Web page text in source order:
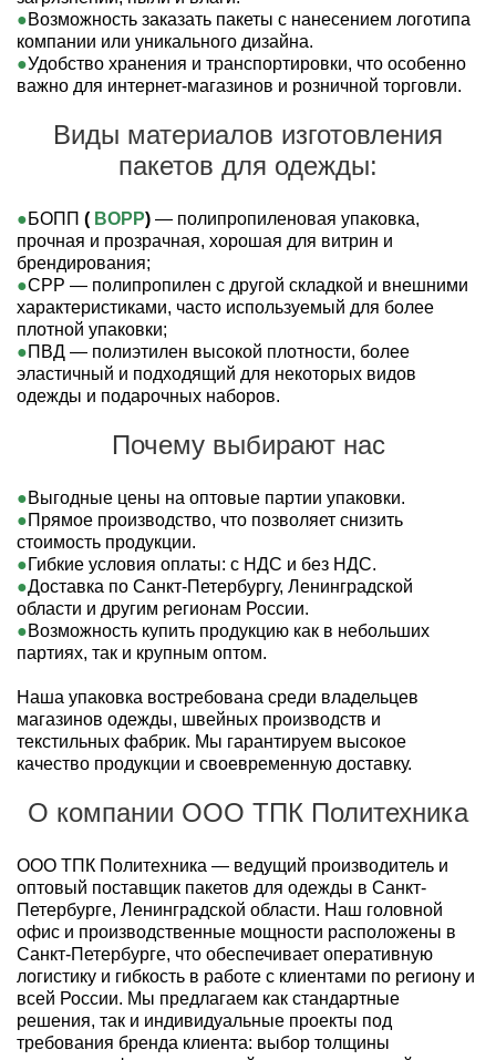
Возможность заказать пакеты с нанесением логотипа
компании или уникального дизайна.
Удобство хранения и транспортировки, что особенно
важно для интернет-магазинов и розничной торговли.
Виды материалов изготовления
пакетов для одежды:
БОПП ( BOPP) — полипропиленовая упаковка,
прочная и прозрачная, хорошая для витрин и
брендирования;
CPP — полипропилен с другой складкой и внешними
характеристиками, часто используемый для более
плотной упаковки;
ПВД — полиэтилен высокой плотности, более
эластичный и подходящий для некоторых видов
одежды и подарочных наборов.
Почему выбирают нас
Выгодные цены на оптовые партии упаковки.
Прямое производство, что позволяет снизить
стоимость продукции.
Гибкие условия оплаты: с НДС и без НДС.
Доставка по Санкт-Петербургу, Ленинградской
области и другим регионам России.
Возможность купить продукцию как в небольших
партиях, так и крупным оптом.
Наша упаковка востребована среди владельцев
магазинов одежды, швейных производств и
текстильных фабрик. Мы гарантируем высокое
качество продукции и своевременную доставку.
О компании ООО ТПК Политехника
ООО ТПК Политехника — ведущий производитель и
оптовый поставщик пакетов для одежды в Санкт-
Петербурге, Ленинградской области. Наш головной
офис и производственные мощности расположены в
Санкт-Петербурге, что обеспечивает оперативную
логистику и гибкость в работе с клиентами по региону и
всей России. Мы предлагаем как стандартные
решения, так и индивидуальные проекты под
требования бренда клиента: выбор толщины